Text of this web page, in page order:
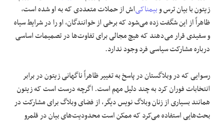
زیتون با بیان ترس وبیمناکی‌اش از حملات متعددی که به او شده است،
ظاهراً از این شگفت زده می‌شود که برخی از خوانندگان، او را در شرایط سیاه
و سفیدی قرار می‌دهند که هیچ مجالی برای تفاوت‌ها در تصمیمات اساسی
درباره مشارکت سیاسی فرد وجود ندارد.
رسوایی که در وبلاگستان در پاسخ به تغییر ظاهراً ناگهانی زیتون در برابر
انتخابات فوران کرد به چند دلیل مهم است. اگرچه درست است که زیتون
همانند بسیاری از زنان وبلاگ نویس دیگر، از فضای وبلاگ برای مشارکت در
بحث‌هایی استفاده می‌کرد که ممکن است محدودیت‌های بیان در قلمرو